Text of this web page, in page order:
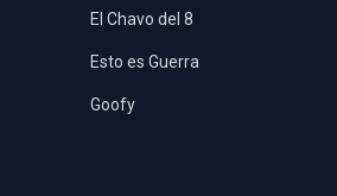
El Chavo del 8
Esto es Guerra
Goofy